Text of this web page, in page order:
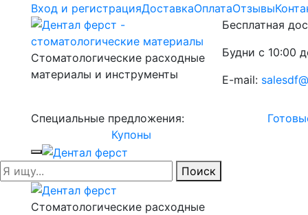
Вход и регистрацияДоставкаОплатаОтзывы
Стоматологические расходные
материалы и инструменты
Бесплатная
Будни с 10:00
E-mail:
Специальные предложения:
Купоны
Поиск
Стоматологические расходные